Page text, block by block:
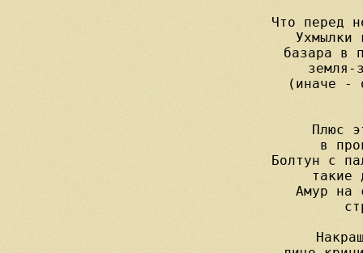
Что перед
Ухмылки
базара в
земля-
(иначе -
Плюс
в
Болтун с
такие
Амур на